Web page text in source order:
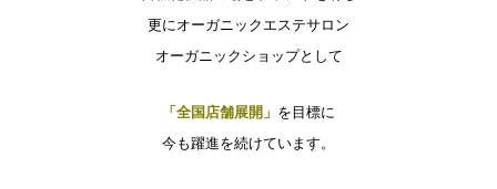
更にオーガニックエステサロン
オーガニックショップとして
「全国店舗展開」 を目標に
今も躍進を続けています。